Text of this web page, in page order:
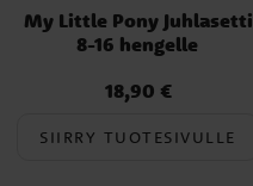
My Little Pony Juhlasetti
8-16 hengelle
Hinta:18,90 €
18,90 €
SIIRRY TUOTESIVULLE